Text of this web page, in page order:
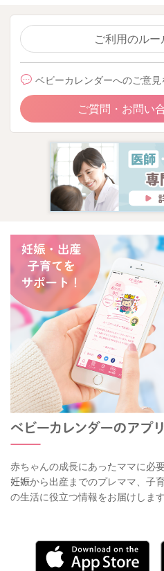
ご利用のルー
ベビーカレンダーへのご意
ご質問・お問い
赤ちゃんの成長にあったママに必
妊娠から出産までのプレママ、子
の生活に役立つ情報をお届けします